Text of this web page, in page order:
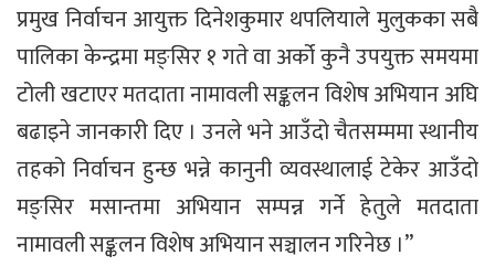
प्रमुख निर्वाचन आयुक्त दिनेशकुमार थपलियाले मुलुकका सबै
पालिका केन्द्रमा मङ्सिर १ गते वा अर्को कुनै उपयुक्त समयमा
टोली खटाएर मतदाता नामावली सङ्कलन विशेष अभियान अघि
बढाइने जानकारी दिए । उनले भने आउँदो चैतसम्ममा स्थानीय
तहको निर्वाचन हुन्छ भन्ने कानुनी व्यवस्थालाई टेकेर आउँदो
मङ्सिर मसान्तमा अभियान सम्पन्न गर्ने हेतुले मतदाता
नामावली सङ्कलन विशेष अभियान सञ्चालन गरिनेछ ।”